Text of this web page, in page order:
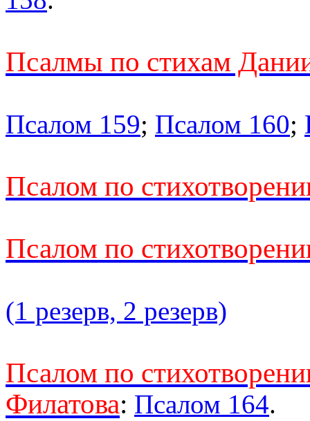
Псалмы по стихам
Псалом 159; Псалом 160;
Псалом по
Псалом по
(1 резерв, 2 резерв)
Псалом по
Филатова: Псалом 164.